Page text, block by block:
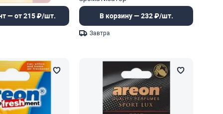
— от 215 ₽/шт. В корзину — 232 ₽/шт.
Завтра